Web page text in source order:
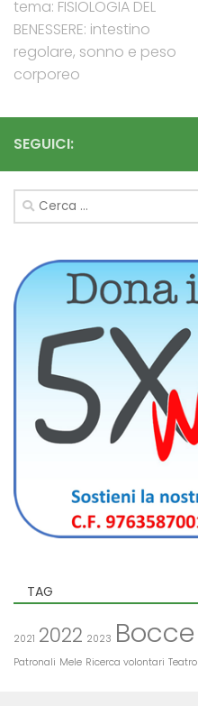
tema: FISIOLOGIA DEL
BENESSERE: intestino
regolare, sonno e peso
corporeo
SEGUICI:
Ricerca
per:
TAG
2021 2022 2023 Bocce
Patronali Mele Ricerca volontari Teatro